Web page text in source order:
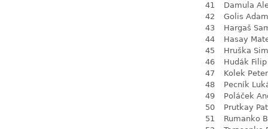
41
Damula
42
Golis Adam
43
Hargaš
44
Hasay
45
Hruška
46
Hudák Filip
47
Kolek Peter
48
Pecník
49
Poláček
50
Prutkay
51
Rumanko